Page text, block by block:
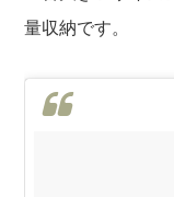
量収納です。